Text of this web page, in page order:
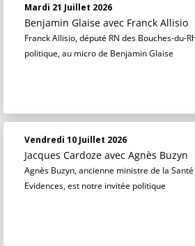
Mardi 21 Juillet 2026
Benjamin Glaise avec Franck Allisio
Franck Allisio, député RN des Bouches-du-
politique, au micro de Benjamin Glaise
Vendredi 10 Juillet 2026
Jacques Cardoze avec Agnès Buzyn
Agnès Buzyn, ancienne ministre de la
Evidences, est notre invitée politique